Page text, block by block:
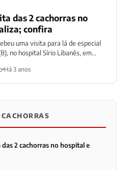
das 2 cachorras no
confira
uma visita para lá de especial
no hospital Sírio Libanês, em...
Há 3 anos
das 2 cachorras no hospital e